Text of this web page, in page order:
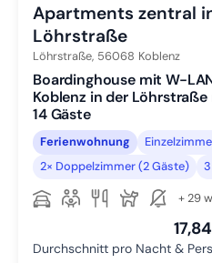
Apartments zentral
Löhrstraße
Löhrstraße, 56068 Koblenz
Boardinghouse mit W-
Koblenz in der
14 Gäste
Ferienwohnung
2× Doppelzimmer (2 Gäste)
+ 29
Durchschnitt pro Nacht &